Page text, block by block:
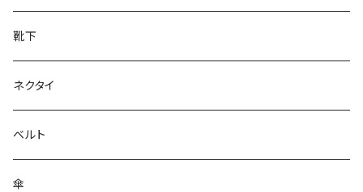
靴下
ネクタイ
ベルト
傘